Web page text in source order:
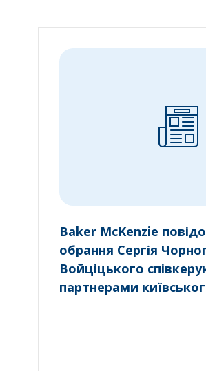
Baker McKenzie
обрання Сергія
Войціцького
партнерами